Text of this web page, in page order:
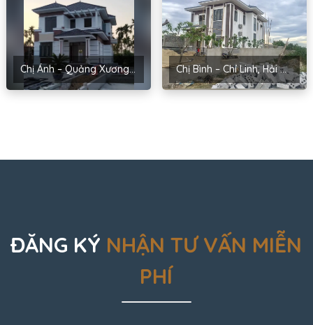
Chị Ánh – Quảng Xương, Thanh Hóa Chị Bình – Chí Linh, Hải Dương
ĐĂNG KÝ NHẬN TƯ VẤN MIỄN
PHÍ